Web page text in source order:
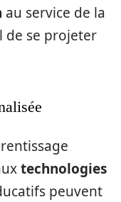
au service de la
de se projeter
technologies
peuvent